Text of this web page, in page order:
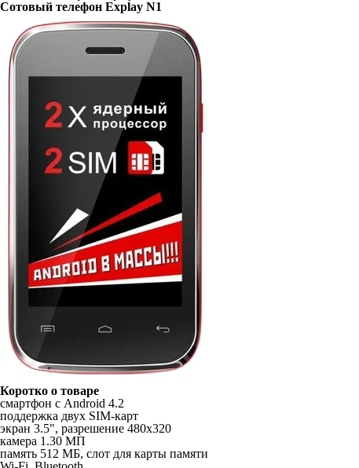
Сотовый телефон Explay N1
Коротко о товаре
смартфон с Android 4.2
поддержка двух SIM-карт
экран 3.5", разрешение 480x320
камера 1.30 МП
память 512 МБ, слот для карты памяти